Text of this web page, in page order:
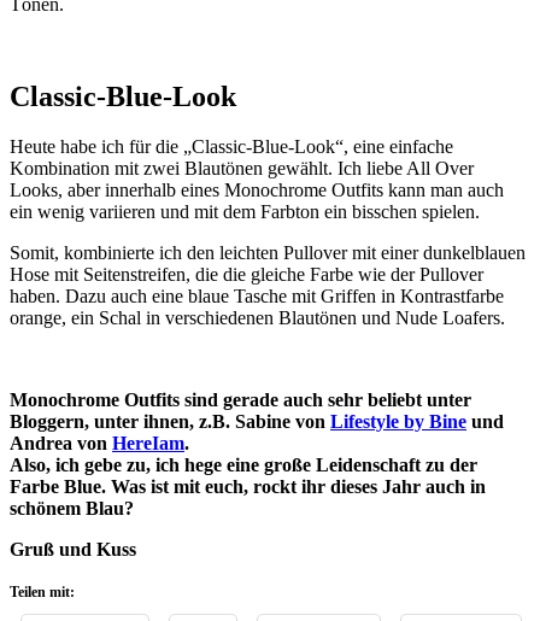
Classic-Blue-Look
Heute habe ich für die „Classic-Blue-Look“, eine einfache
Kombination mit zwei Blautönen gewählt. Ich liebe All Over
Looks, aber innerhalb eines Monochrome Outfits kann man auch
ein wenig variieren und mit dem Farbton ein bisschen spielen.
Somit, kombinierte ich den leichten Pullover mit einer dunkelblauen
Hose mit Seitenstreifen, die die gleiche Farbe wie der Pullover
haben. Dazu auch eine blaue Tasche mit Griffen in Kontrastfarbe
orange, ein Schal in verschiedenen Blautönen und Nude Loafers.
Monochrome Outfits sind gerade auch sehr beliebt unter
Bloggern, unter ihnen, z.B. Sabine von Lifestyle by Bine und
Andrea von HereIam.
Also, ich gebe zu, ich hege eine große Leidenschaft zu der
Farbe Blue. Was ist mit euch, rockt ihr dieses Jahr auch in
schönem Blau?
Gruß und Kuss
Teilen mit: